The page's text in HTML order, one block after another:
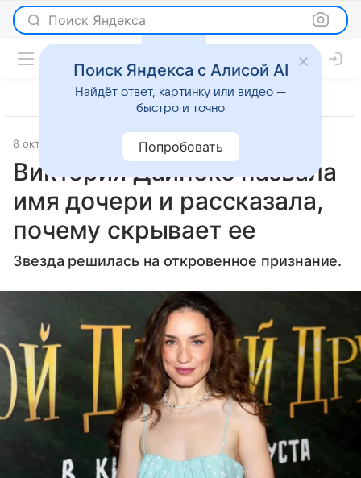
Поиск Яндекса
8 октября 2024 Светская жизнь
Виктория Дайнеко назвала
имя дочери и рассказала,
почему скрывает ее
Звезда решилась на откровенное признание.
Поиск Яндекса с Алисой AI
Найдёт ответ, картинку или видео —
быстро и точно
Попробовать